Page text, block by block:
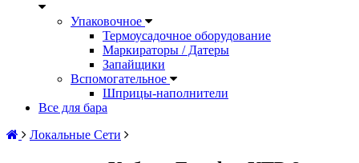
Упаковочное
Термоусадочное оборудование
Маркираторы / Датеры
Запайщики
Вспомогательное
Шприцы-наполнители
Все для бара
Локальные Сети